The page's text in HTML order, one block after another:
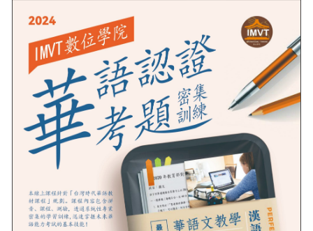
24 August, 2024
By imvt
Comments are Off